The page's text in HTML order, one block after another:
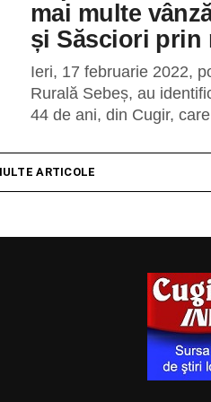
mai multe
și Săsciori prin
Ieri, 17 februarie 2022,
Rurală Sebeș, au
44 de ani, din Cugir,
ARTICOLE